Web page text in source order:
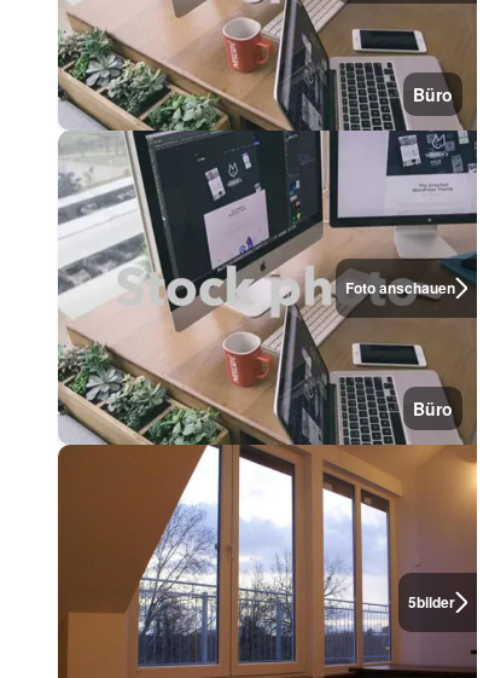
Büro
Foto anschauen
Büro
5bilder